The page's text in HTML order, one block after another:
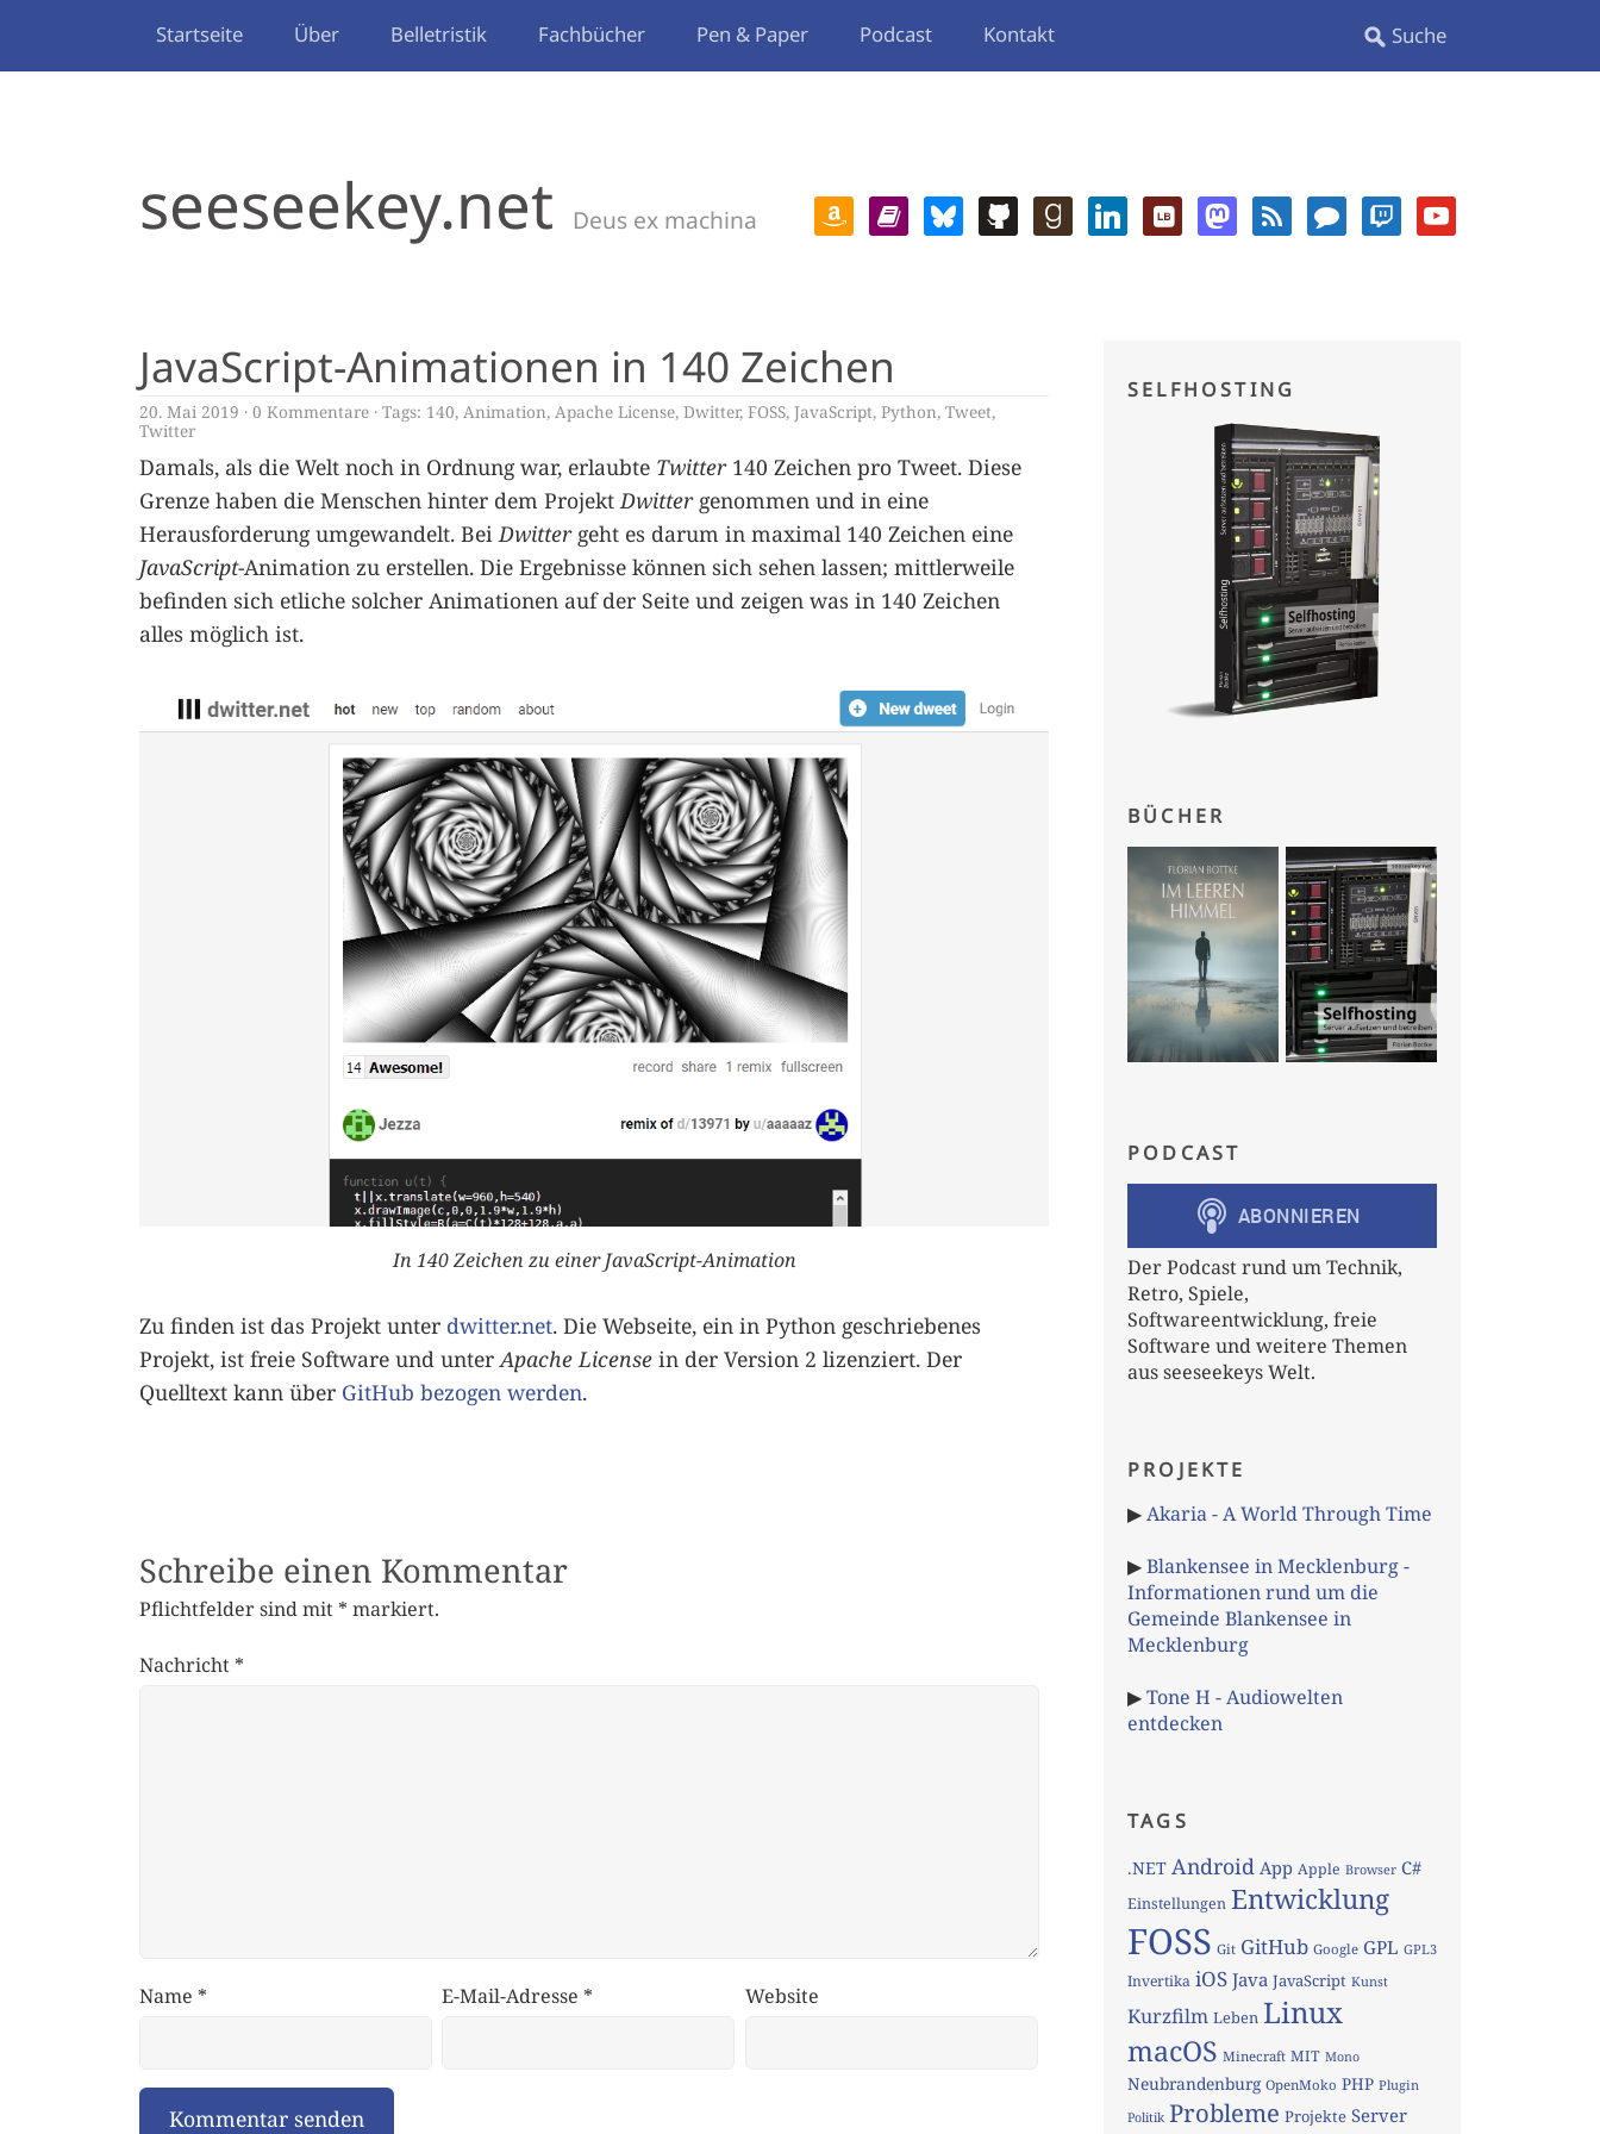
Startseite Über Belletristik Fachbücher Pen & Paper Podcast Kontakt
seeseekey.net Deus ex machina
JavaScript-Animationen in 140 Zeichen
20. Mai 2019 0 Kommentare Tags: 140, Animation, Apache License, Dwitter, FOSS, JavaScript, Python, Tweet,
Twitter
Damals, als die Welt noch in Ordnung war, erlaubte Twitter140 Zeichen pro Tweet. Diese
Grenze haben die Menschen hinter dem ProjektDwittergenommen und in eine
Herausforderung umgewandelt. BeiDwittergeht es darum in maximal 140 Zeichen eine
JavaScript-Animation zu erstellen. Die Ergebnisse können sich sehen lassen; mittlerweile
befinden sich etliche solcher Animationen auf der Seite und zeigen was in 140 Zeichen
alles möglich ist.
In 140 Zeichen zu einer JavaScript-Animation
Zu finden ist das Projekt unter dwitter.net. Die Webseite, ein in Python geschriebenes
Projekt, ist freie Software und unterApache License in der Version 2 lizenziert. Der
Quelltext kann über GitHub bezogen werden.
Schreibe einen Kommentar
Pflichtfelder sind mit * markiert.
Nachricht *
Name * E-Mail-Adresse * Website
SELFHOSTING
BÜCHER
PODCAST
Der Podcast rund um Technik,
Retro, Spiele,
Softwareentwicklung, freie
Software und weitere Themen
aus seeseekeys Welt.
PROJEKTE
▶Akaria - A World Through Time
▶Blankensee in Mecklenburg -
Informationen rund um die
Gemeinde Blankensee in
Mecklenburg
▶Tone H - Audiowelten
entdecken
TAGS
.NET Android App Apple Browser C#
Einstellungen Entwicklung
FOSS Git GitHub Google GPL GPL3
Invertika iOS Java JavaScript Kunst
Kurzfilm Leben Linux
macOS Minecraft MIT Mono
Neubrandenburg OpenMoko PHP Plugin
Politik Probleme Projekte Server